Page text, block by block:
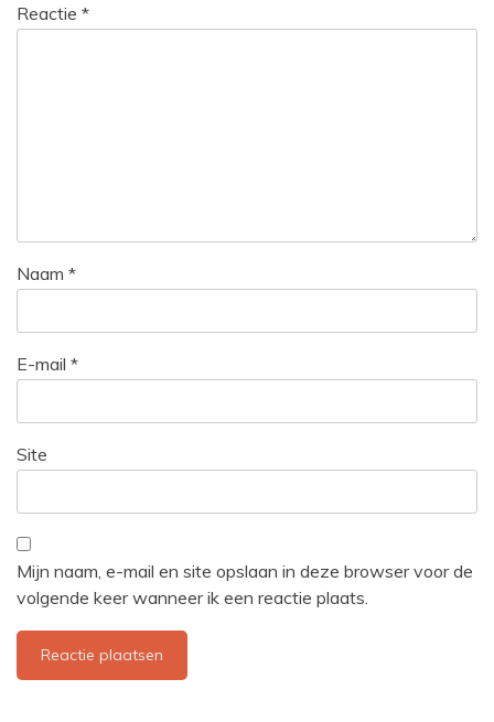
Reactie *
Naam *
E-mail *
Site
Mijn naam, e-mail en site opslaan in deze browser voor de
volgende keer wanneer ik een reactie plaats.